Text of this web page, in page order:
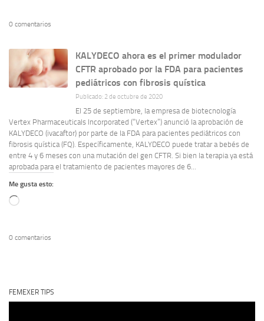
0 comentarios
KALYDECO ahora es el primer modulador
CFTR aprobado por la FDA para pacientes
pediátricos con fibrosis quística
Publicado: 2 de octubre de 2020
El 25 de septiembre, la empresa de biotecnología
Vertex Pharmaceuticals Incorporated (“Vertex”) anunció la aprobación de
KALYDECO (ivacaftor) por parte de la FDA para pacientes pediátricos con
fibrosis quística (FQ). Específicamente, KALYDECO puede tratar a bebés de
entre 4 y 6 meses con una mutación del gen CFTR. Si bien la terapia ya está
aprobada para el tratamiento de pacientes mayores de 6...
Me gusta esto:
Cargando...
0 comentarios
FEMEXER TIPS